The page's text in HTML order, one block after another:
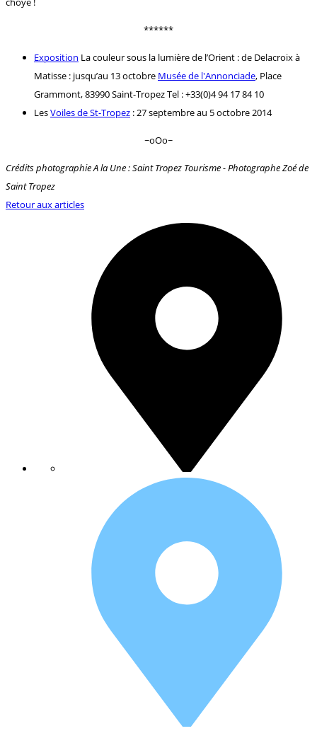
******
Exposition La couleur sous la lumière de l’Orient : de Delacroix à
Matisse : jusqu’au 13 octobre Musée de l'Annonciade, Place
Grammont, 83990 Saint-Tropez Tel : +33(0)4 94 17 84 10
LesVoiles de St-Tropez : 27 septembre au 5 octobre 2014
~oOo~
Crédits photographie A la Une : Saint Tropez Tourisme - Photographe Zoé de
Saint Tropez
Retour aux articles